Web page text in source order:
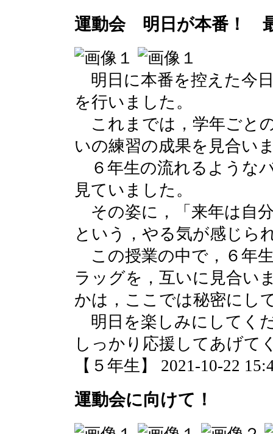
運動会 明日が本番！
明日に本番を控えた今
を行いました。
これまでは，学年ごと
いの練習の成果を見合い
６年生の流れるような
見ていました。
その姿に，「来年は自
という，やる気が感じら
この授業の中で，６年
ラッグを，互いに見合い
かは，ここでは秘密にし
明日を楽しみにしてく
しっかり応援してあげて
【５年生】 2021-10-22
運動会に向けて！